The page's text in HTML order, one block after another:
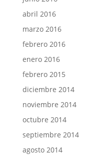
abril 2016
marzo 2016
febrero 2016
enero 2016
febrero 2015
diciembre 2014
noviembre 2014
octubre 2014
septiembre 2014
agosto 2014